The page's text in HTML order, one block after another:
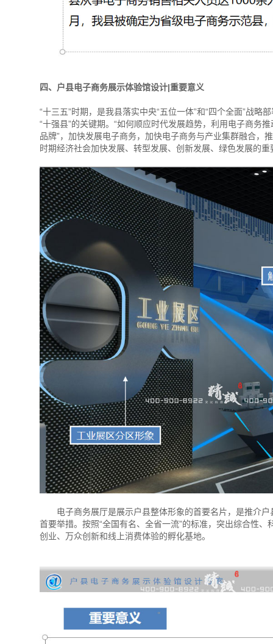
四、户县电子商务展示体验馆设计|重要意义
“十三五”时期，是我县落实中央“五位一体”和“四个全面”战
“十强县”的关键期。“如何顺应时代发展趋势，利用电子商务
品牌”，加快发展电子商务，加快电子商务与产业集群融合，
时期经济社会加快发展、转型发展、创新发展、绿色发展的重
电子商务展厅是展示户县整体形象的首要名片，是推介户
首要举措。按照“全国有名、全省一流”的标准，突出综合性
创业、万众创新和线上消费体验的孵化基地。